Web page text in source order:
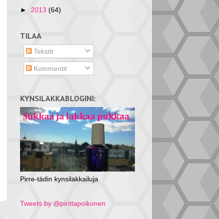
► 2013 (64)
TILAA
Tekstit
Kommentit
KYNSILAKKABLOGINI:
Pirre-tädin kynsilakkailuja
Tweets by @pirittapoikonen